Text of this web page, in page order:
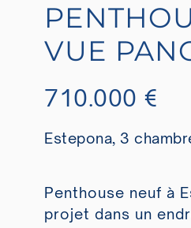
VUE
710.000 €
Estepona, 3
Penthouse neuf à
projet dans un